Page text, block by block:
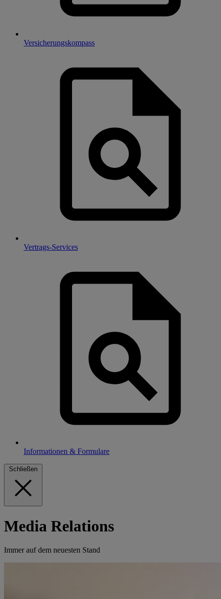
Versicherungskompass
Vertrags-Services
Informationen & Formulare
Schließen
Media Relations
Immer auf dem neuesten Stand